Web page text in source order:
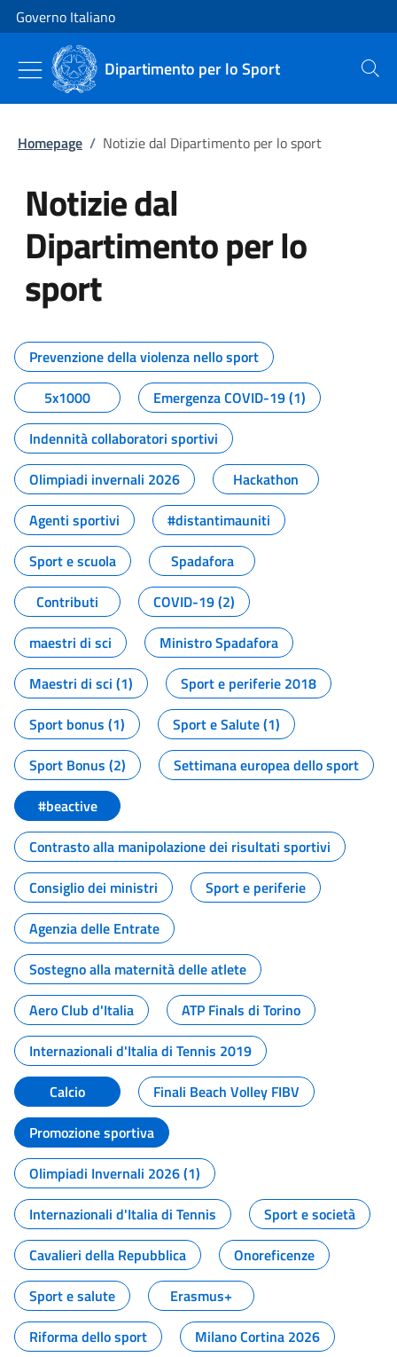
Vai al contenuto
Vai alla navigazione del sito
Governo Italiano
Dipartimento per lo Sport Cerca
Homepage / Notizie dal Dipartimento per lo sport
Notizie dal
Dipartimento per lo
sport
Tutti i contenuti della pagina
Prevenzione della violenza nello sport
5x1000
Emergenza COVID-19 (1)
Indennità collaboratori sportivi
Olimpiadi invernali 2026
Hackathon
Agenti sportivi
#distantimauniti
Sport e scuola
Spadafora
Contributi
COVID-19 (2)
maestri di sci
Ministro Spadafora
Maestri di sci (1)
Sport e periferie 2018
Sport bonus (1)
Sport e Salute (1)
Sport Bonus (2)
Settimana europea dello sport
#beactive
Contrasto alla manipolazione dei risultati sportivi
Consiglio dei ministri
Sport e periferie
Agenzia delle Entrate
Sostegno alla maternità delle atlete
Aero Club d'Italia
ATP Finals di Torino
Internazionali d'Italia di Tennis 2019
Calcio
Finali Beach Volley FIBV
Promozione sportiva
Olimpiadi Invernali 2026 (1)
Internazionali d'Italia di Tennis
Sport e società
Cavalieri della Repubblica
Onoreficenze
Sport e salute
Erasmus+
Riforma dello sport
Milano Cortina 2026